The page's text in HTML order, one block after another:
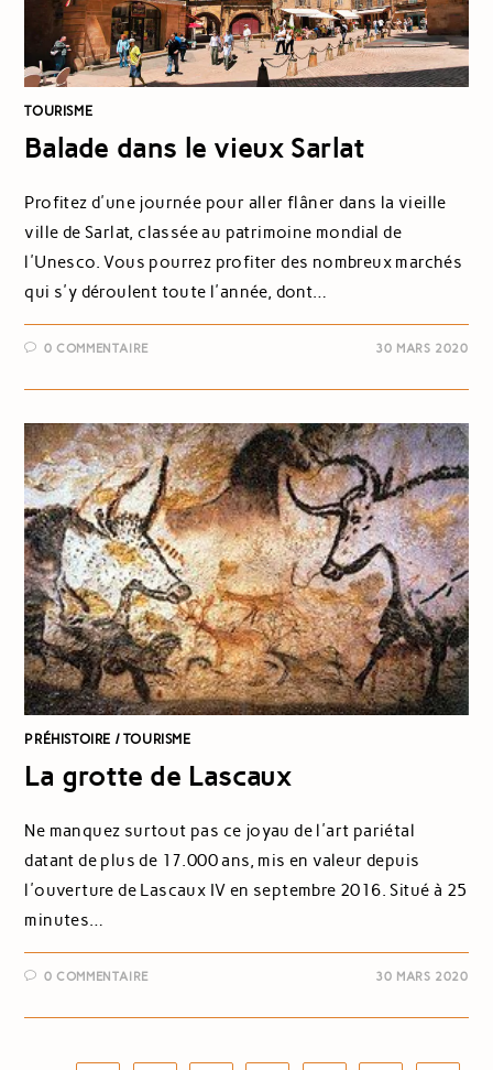
TOURISME
Balade dans le vieux Sarlat
Profitez d'une journée pour aller flâner dans la vieille
ville de Sarlat, classée au patrimoine mondial de
l'Unesco. Vous pourrez profiter des nombreux marchés
qui s'y déroulent toute l'année, dont…
0 COMMENTAIRE 30 MARS 2020
PRÉHISTOIRE / TOURISME
La grotte de Lascaux
Ne manquez surtout pas ce joyau de l'art pariétal
datant de plus de 17.000 ans, mis en valeur depuis
l'ouverture de Lascaux IV en septembre 2016. Situé à 25
minutes…
0 COMMENTAIRE 30 MARS 2020